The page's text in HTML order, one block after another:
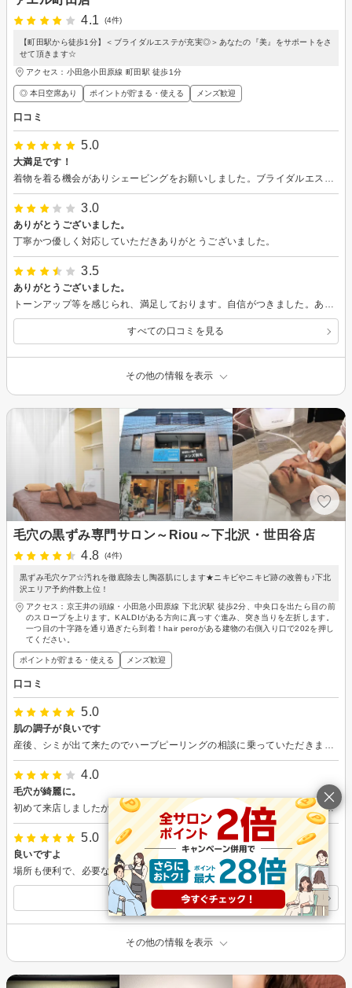
4.1
(4件)
【町田駅から徒歩1分】＜ブライダルエステが充実◎＞あなたの『美』をサポートをさ
せて頂きます☆
アクセス：小田急小田原線 町田駅 徒歩1分
◎ 本日空席あり ポイントが貯まる・使える メンズ歓迎
口コミ
5.0
大満足です！
着物を着る機会がありシェービングをお願いしました。ブライダルエステ専門店なので技術が素晴らしかったです。襟足の形を綺麗に整えていただき、顔もスベスベになり化粧のりが良かったです！スタッフの方もとても丁寧で安心して任せられました。 ありがとうございました。
3.0
ありがとうございました。
丁寧かつ優しく対応していただきありがとうございました。
3.5
ありがとうございました。
トーンアップ等を感じられ、満足しております。自信がつきました。ありがとうございました。
すべての口コミを見る
その他の情報を表示
毛穴の黒ずみ専門サロン～Riou～下北沢・世田谷店
4.8
(4件)
黒ずみ毛穴ケア☆汚れを徹底除去し陶器肌にします★ニキビやニキビ跡の改善も♪下北
沢エリア予約件数上位！
アクセス：京王井の頭線・小田急小田原線 下北沢駅 徒歩2分、中央口を出たら目の前
のスロープを上ります。KALDIがある方向に真っすぐ進み、突き当りを左折します。
一つ目の十字路を通り過ぎたら到着！hair peroがある建物の右側入り口で202を押し
てください。
ポイントが貯まる・使える メンズ歓迎
口コミ
5.0
肌の調子が良いです
産後、シミが出て来たのでハーブピーリングの相談に乗っていただきました。 お話も楽しく、美容の知識が豊富で勉強になりました。 駅からも近くおすすめです。 また宜しくお願いいたします。
4.0
毛穴が綺麗に。
初めて来店しましたが、とても気さくに話してくださり毛穴も綺麗になり行ってよかったです。また宜しくお願い致します。
5.0
良いですよ
場所も便利で、必要な施術のみ選べて良いと思います
すべての口コミを見る
その他の情報を表示